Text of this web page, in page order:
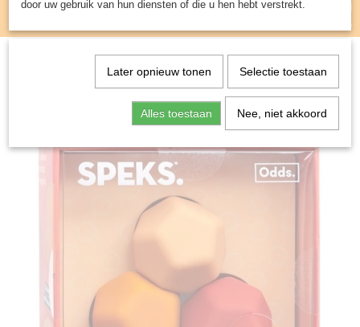
Inloggen Registreren
UW WINKELWAGEN
(0)
Spellen & Puzzels> Odds: Planes - Fidget
door uw gebruik van hun diensten of die u hen hebt verstrekt.
Later opnieuw tonen Selectie toestaan
Alles toestaan Nee, niet akkoord